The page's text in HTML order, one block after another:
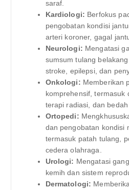
saraf.
Kardiologi: Berfokus
pengobatan kondisi
arteri koroner, gagal
Neurologi: Mengatasi
sumsum tulang
stroke, epilepsi, dan
Onkologi: Memberikan
komprehensif, termasuk
terapi radiasi, dan bedah
Ortopedi:
dan pengobatan kondisi
termasuk patah tulang,
cedera olahraga.
Urologi: Mengatasi
kemih dan sistem
Dermatologi: